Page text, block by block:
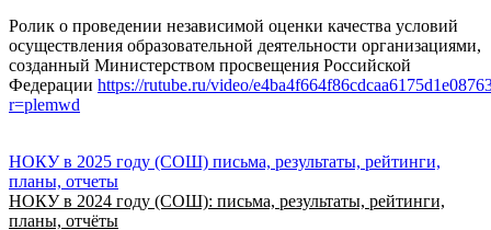
Ролик о проведении независимой оценки качества условий
осуществления образовательной деятельности организациями,
созданный Министерством просвещения Российской
Федерации https://rutube.ru/video/
r=plemwd
НОКУ в 2025 году (СОШ) письма, результаты, рейтинги,
планы, отчеты
НОКУ в 2024 году (СОШ): письма, результаты, рейтинги,
планы, отчёты